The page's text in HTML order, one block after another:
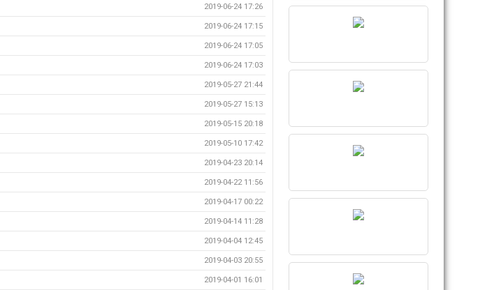
2019-06-24 17:26
2019-06-24 17:15
2019-06-24 17:05
2019-06-24 17:03
2019-05-27 21:44
2019-05-27 15:13
2019-05-15 20:18
2019-05-10 17:42
2019-04-23 20:14
2019-04-22 11:56
2019-04-17 00:22
2019-04-14 11:28
2019-04-04 12:45
2019-04-03 20:55
2019-04-01 16:01